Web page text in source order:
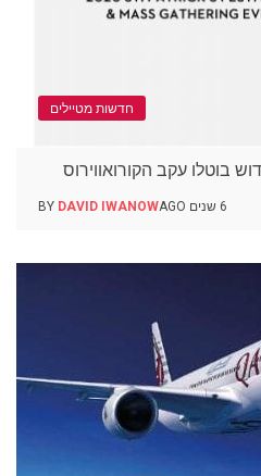
חדשות מטיילים
בוטלו עקב הקורואווירוס
BY DAVID IWANOW 6 שנים AGO